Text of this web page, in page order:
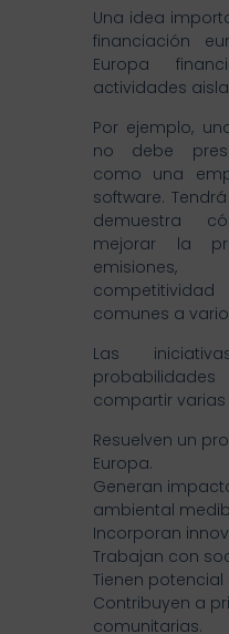
Una idea
financiación
Europa
actividades
Por ejemplo,
no debe
como una
software.
demuestra
mejorar la
comunes a
Las
compartir
Resuelven un
Europa.
Generan
ambiental
Incorporan
Trabajan con
Tienen
Contribuyen a
comunitarias.